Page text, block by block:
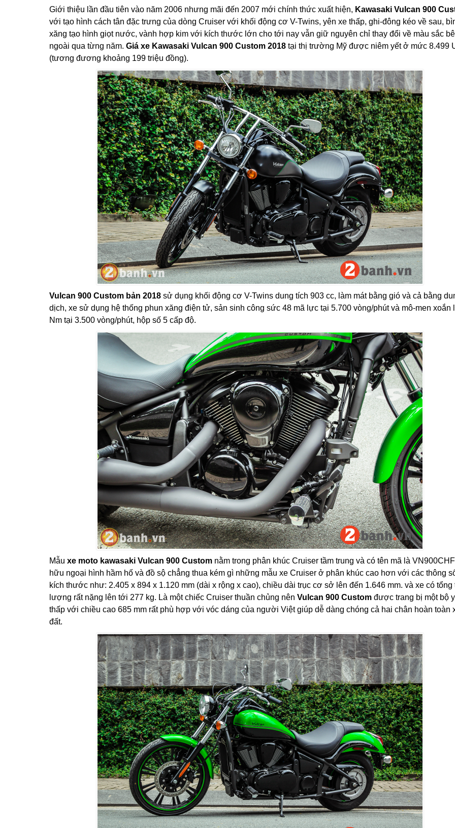
Giới thiệu lần đầu tiên vào năm 2006 nhưng mãi đến 2007 mới chính thức xuất hiện, Kawasaki Vulcan 900
với tạo hình cách tân đặc trưng của dòng Cruiser với khối động cơ V-Twins, yên xe thấp, ghi-đông kéo về sau,
xăng tạo hình giọt nước, vành hợp kim với kích thước lớn cho tới nay vẫn giữ nguyên chỉ thay đổi về màu sắc
ngoài qua từng năm. Giá xe Kawasaki Vulcan 900 Custom 2018 tại thị trường Mỹ được niêm yết ở mức 8.499
(tương đương khoảng 199 triệu đồng).
Vulcan 900 Custom bản 2018 sử dụng khối động cơ V-Twins dung tích 903 cc, làm mát bằng gió và cả bằng
dịch, xe sử dụng hệ thống phun xăng điện tử, sản sinh công sức 48 mã lực tại 5.700 vòng/phút và mô-men xoắn
Nm tại 3.500 vòng/phút, hộp số 5 cấp độ.
Mẫu xe moto kawasaki Vulcan 900 Custom nằm trong phân khúc Cruiser tầm trung và có tên mã là
hữu ngoại hình hầm hố và đồ sộ chẳng thua kém gì những mẫu xe Cruiser ở phân khúc cao hơn với các thông
kích thước như: 2.405 x 894 x 1.120 mm (dài x rộng x cao), chiều dài trục cơ sở lên đến 1.646 mm. và xe có tổng
lượng rất nặng lên tới 277 kg. Là một chiếc Cruiser thuần chủng nên Vulcan 900 Custom được trang bị một bộ
thấp với chiều cao 685 mm rất phù hợp với vóc dáng của người Việt giúp dễ dàng chóng cả hai chân hoàn toàn
đất.